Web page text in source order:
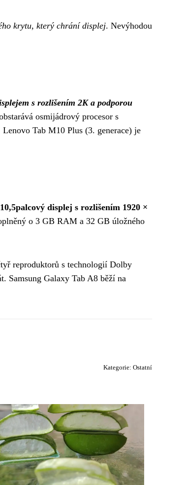
krytu, který chrání displej. Nevýhodou
s rozlišením 2K a podporou
osmijádrový procesor s
Tab M10 Plus (3. generace) je
10,5palcový displej s rozlišením 1920 ×
o 3 GB RAM a 32 GB úložného
reproduktorů s technologií Dolby
Samsung Galaxy Tab A8 běží na
Kategorie: Ostatní